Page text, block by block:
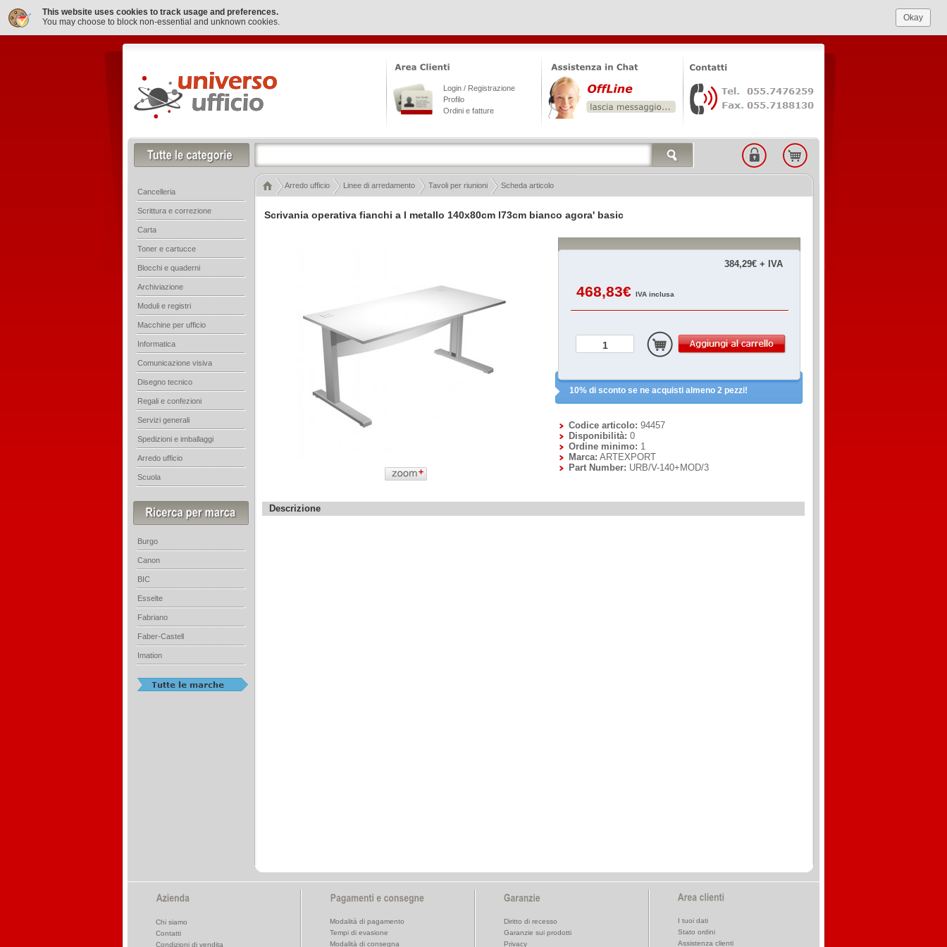
This website uses cookies to track usage and preferences.
You may choose to block non-essential and unknown cookies.
Okay
Scrivania operativa fianchi a l metallo 140x80cm l73cm bianco agora' basic
Descrizione
384,29€ + IVA
468,83€ IVA inclusa
10% di sconto se ne acquisti almeno 2 pezzi!
Codice articolo: 94457
Disponibilità: 0
Ordine minimo: 1
Marca: ARTEXPORT
Part Number: URB/V-140+MOD/3
Login / Registrazione
Profilo
Ordini e fatture
Arredo ufficio Linee di arredamento Tavoli per riunioni Scheda articolo
Cancelleria
Scrittura e correzione
Carta
Toner e cartucce
Blocchi e quaderni
Archiviazione
Moduli e registri
Macchine per ufficio
Informatica
Comunicazione visiva
Disegno tecnico
Regali e confezioni
Servizi generali
Spedizioni e imballaggi
Arredo ufficio
Scuola
Burgo
Canon
BIC
Esselte
Fabriano
Faber-Castell
Imation
Chi siamo
Contatti
Condizioni di vendita
Modalità di pagamento
Tempi di evasione
Modalità di consegna
Diritto di recesso
Garanzie sui prodotti
Privacy
I tuoi dati
Stato ordini
Assistenza clienti